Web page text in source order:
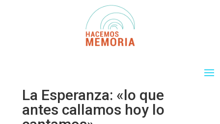
La Esperanza: «lo que
antes callamos hoy lo